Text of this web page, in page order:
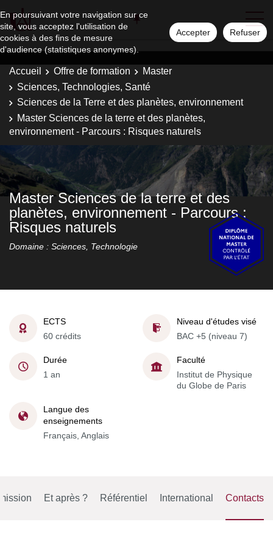
En poursuivant votre navigation sur ce
site, vous acceptez l'utilisation de
cookies à des fins de mesure
d'audience (statistiques anonymes).
Accepter Refuser
Accueil Offre de formation
Master
Sciences, Technologies, Santé
Sciences de la Terre et des planètes, environnement
Master Sciences de la terre et des planètes,
environnement - Parcours : Risques naturels
Master Sciences de la terre et des
planètes, environnement - Parcours :
Risques naturels
Domaine : Sciences, Technologie
ECTS
60 crédits
Niveau d'études visé
BAC +5 (niveau 7)
Durée
1 an
Faculté
Institut de Physique
du Globe de Paris
Langue des
enseignements
Français, Anglais
Et après ? Référentiel International Contacts